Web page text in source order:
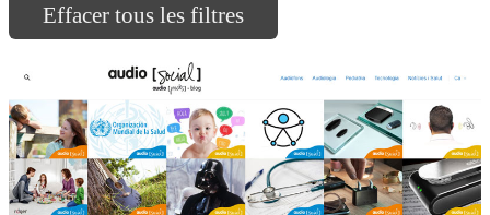
Effacer tous les filtres